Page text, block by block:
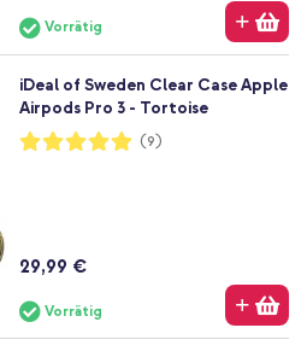
Vorrätig
iDeal of Sweden Clear Case Apple
Airpods Pro 3 - Tortoise
Bewertung:
98%
(9)
29,99 €
Vorrätig